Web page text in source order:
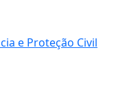
e Proteção Civil